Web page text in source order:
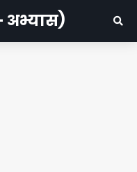
- अभ्यास)